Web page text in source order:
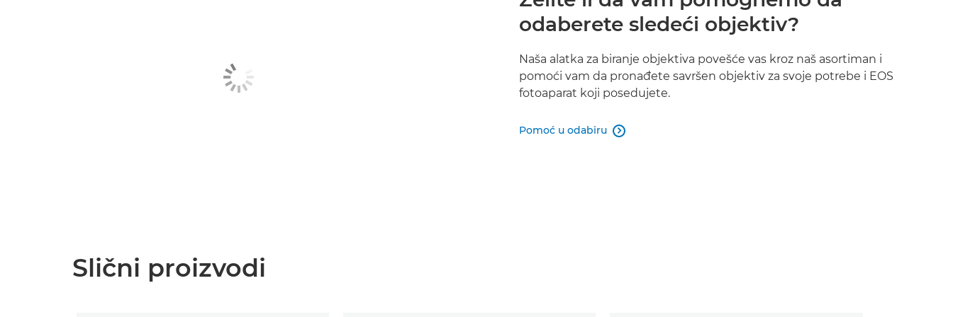
odaberete sledeći objektiv?
Naša alatka za biranje objektiva povešće vas kroz naš asortiman i
pomoći vam da pronađete savršen objektiv za svoje potrebe i EOS
fotoaparat koji posedujete.
Pomoć u odabiru 
Slični proizvodi